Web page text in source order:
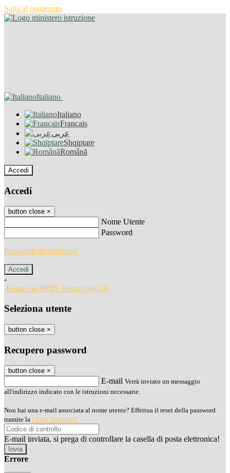
Salta al contenuto
Italiano
Italiano
Français
عربى
Shqiptare
Română
Accedi
Accedi
button close ×
Nome Utente
Password
Password dimenticata?
-
Entra con SPID Entra con CIE
Seleziona utente
button close ×
Recupero password
button close ×
E-mail Verrà inviato un messaggio
all'indirizzo indicato con le istruzioni necessarie.
Non hai una e-mail associata al nome utente? Effettua il reset della password
tramite la Login Spaggiari
E-mail inviata, si prega di controllare la casella di posta elettronica!
Errore